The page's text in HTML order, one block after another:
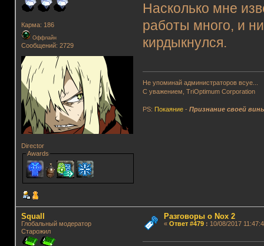
Карма: 186
Оффлайн
Сообщений: 2729
Director
Awards
Насколько мне
работы много, и
кирдыкнулся.
Не упоминай администраторов всуе...
С уважением, TriOptimum Corporation
PS: Покаяние -Признание своей
Squall
Глобальный модератор
Старожил
Разговоры о Nox 2
« Ответ #479: 10/08/2017